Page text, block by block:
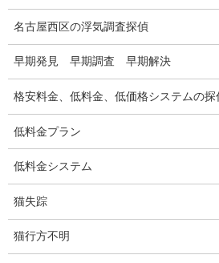
盗聴調査
盗聴調査料金
盗聴器の種類
ご依頼の注意点
世界の盗聴事情
弊社が選ばれる理由
盗撮器
名古屋西区の浮気調査探偵
早期発見 早期調査 早期解決
格安料金、低料金、低価格システムの探
低料金プラン
低料金システム
猫失踪
猫行方不明